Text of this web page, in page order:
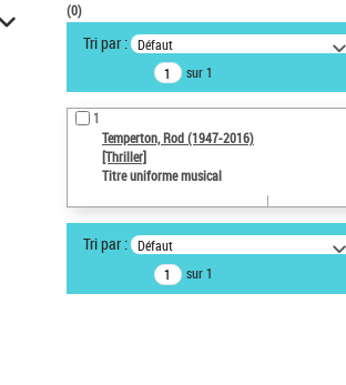
VOTRE RECHERCHE
Recherche avancée dans les
notices d’autorité
Œuvres liées à l'auteur :
Temperton, Rod (1947-2016)
Type de notice d'autorité
(0)
Tri par : Défaut
sur 1
1
Temperton, Rod (1947-2016)
[Thriller]
Titre uniforme musical
Tri par : Défaut
sur 1